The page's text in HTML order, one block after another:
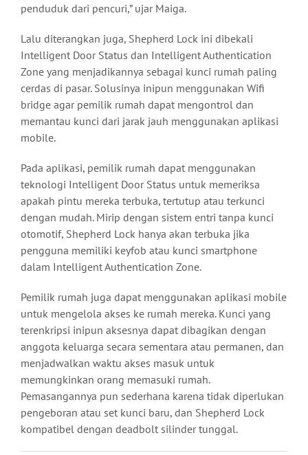
penduduk dari pencuri,” ujar Maiga.
Lalu diterangkan juga, Shepherd Lock ini dibekali
Intelligent Door Status dan Intelligent Authentication
Zone yang menjadikannya sebagai kunci rumah paling
cerdas di pasar. Solusinya inipun menggunakan Wifi
bridge agar pemilik rumah dapat mengontrol dan
memantau kunci dari jarak jauh menggunakan aplikasi
mobile.
Pada aplikasi, pemilik rumah dapat menggunakan
teknologi Intelligent Door Status untuk memeriksa
apakah pintu mereka terbuka, tertutup atau terkunci
dengan mudah. Mirip dengan sistem entri tanpa kunci
otomotif, Shepherd Lock hanya akan terbuka jika
pengguna memiliki keyfob atau kunci smartphone
dalam Intelligent Authentication Zone.
Pemilik rumah juga dapat menggunakan aplikasi mobile
untuk mengelola akses ke rumah mereka. Kunci yang
terenkripsi inipun aksesnya dapat dibagikan dengan
anggota keluarga secara sementara atau permanen, dan
menjadwalkan waktu akses masuk untuk
memungkinkan orang memasuki rumah.
Pemasangannya pun sederhana karena tidak diperlukan
pengeboran atau set kunci baru, dan Shepherd Lock
kompatibel dengan deadbolt silinder tunggal.